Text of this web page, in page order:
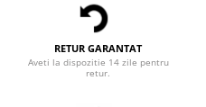
RETUR GARANTAT
Aveti la dispozitie 14 zile pentru
retur.